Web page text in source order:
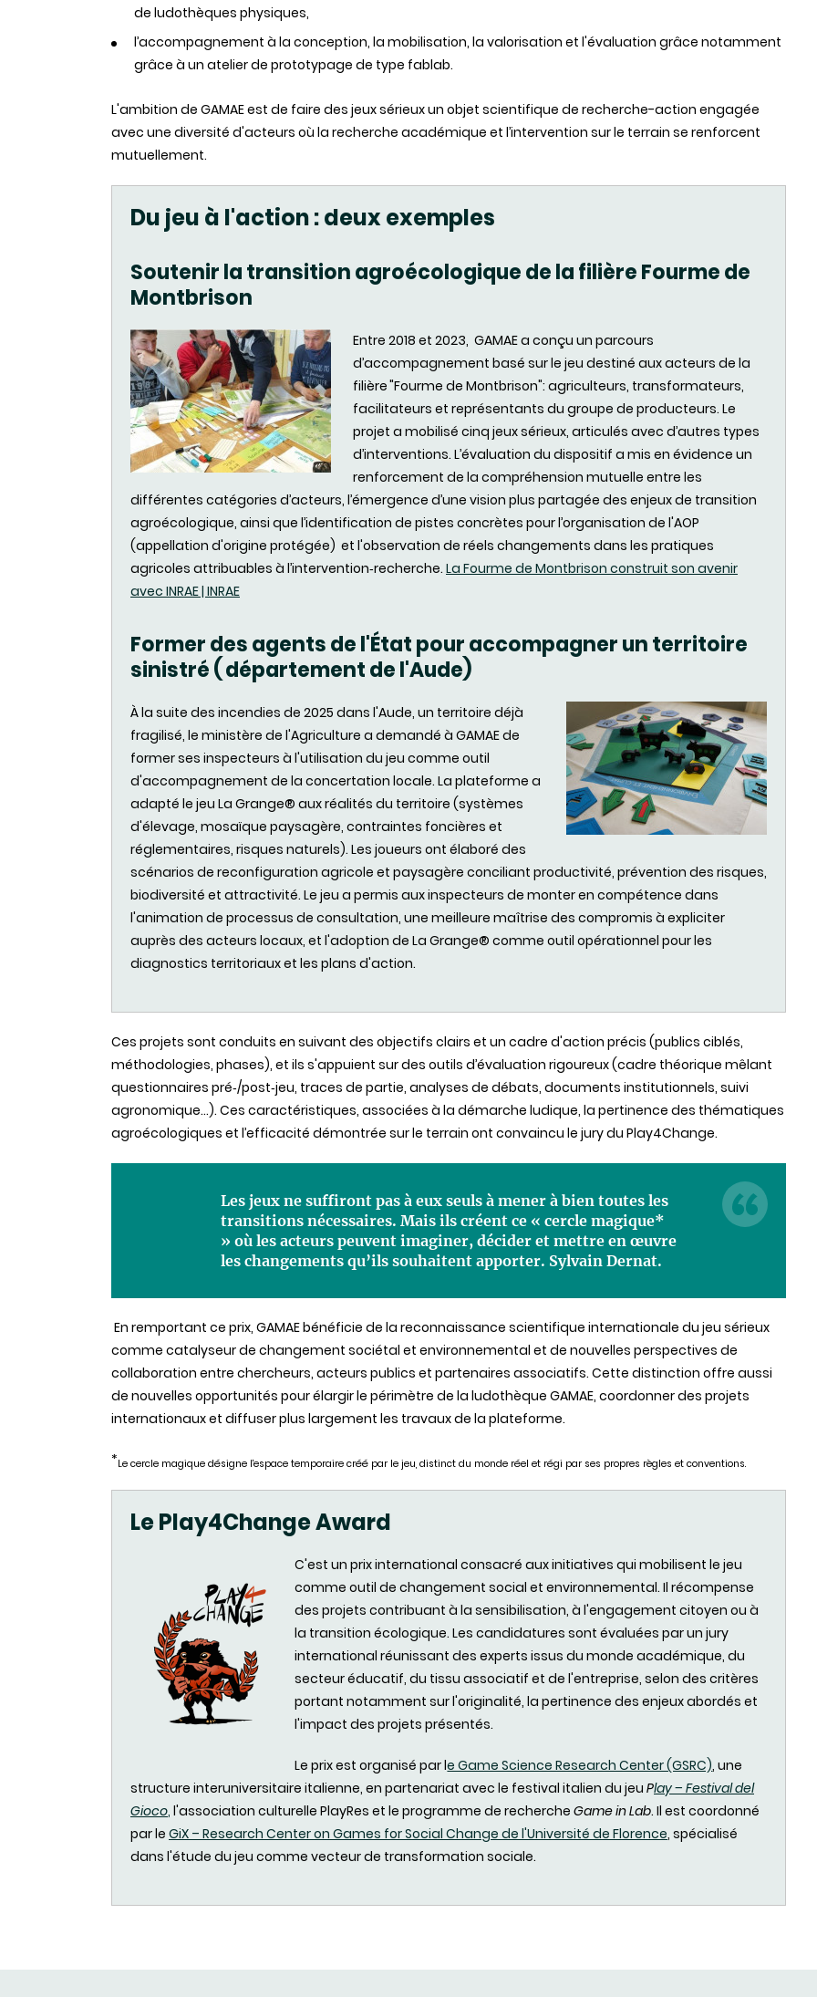
de ludothèques physiques,
l’accompagnement à la conception, la mobilisation, la valorisation et l'évaluation grâce notamment
grâce à un atelier de prototypage de type fablab.
L'ambition de GAMAE est de faire des jeux sérieux un objet scientifique de recherche-action engagée
avec une diversité d'acteurs où la recherche académique et l’intervention sur le terrain se renforcent
mutuellement.
Du jeu à l'action : deux exemples
Soutenir la transition agroécologique de la filière Fourme de
Montbrison
Entre 2018 et 2023, GAMAE a conçu un parcours
d’accompagnement basé sur le jeu destiné aux acteurs de la
filière "Fourme de Montbrison": agriculteurs, transformateurs,
facilitateurs et représentants du groupe de producteurs. Le
projet a mobilisé cinq jeux sérieux, articulés avec d’autres types
d’interventions. L’évaluation du dispositif a mis en évidence un
renforcement de la compréhension mutuelle entre les
différentes catégories d’acteurs, l’émergence d’une vision plus partagée des enjeux de transition
agroécologique, ainsi que l’identification de pistes concrètes pour l’organisation de l'AOP
(appellation d'origine protégée) et l'observation de réels changements dans les pratiques
agricoles attribuables à l’intervention‑recherche. La Fourme de Montbrison construit son avenir
avec INRAE | INRAE
Former des agents de l'État pour accompagner un territoire
sinistré ( département de l'Aude)
À la suite des incendies de 2025 dans l'Aude, un territoire déjà
fragilisé, le ministère de l'Agriculture a demandé à GAMAE de
former ses inspecteurs à l'utilisation du jeu comme outil
d'accompagnement de la concertation locale. La plateforme a
adapté le jeu La Grange® aux réalités du territoire (systèmes
d'élevage, mosaïque paysagère, contraintes foncières et
réglementaires, risques naturels). Les joueurs ont élaboré des
scénarios de reconfiguration agricole et paysagère conciliant productivité, prévention des risques,
biodiversité et attractivité. Le jeu a permis aux inspecteurs de monter en compétence dans
l'animation de processus de consultation, une meilleure maîtrise des compromis à expliciter
auprès des acteurs locaux, et l'adoption de La Grange® comme outil opérationnel pour les
diagnostics territoriaux et les plans d'action.
Ces projets sont conduits en suivant des objectifs clairs et un cadre d'action précis (publics ciblés,
méthodologies, phases), et ils s'appuient sur des outils d’évaluation rigoureux (cadre théorique mêlant
questionnaires pré‑/post‑jeu, traces de partie, analyses de débats, documents institutionnels, suivi
agronomique…). Ces caractéristiques, associées à la démarche ludique, la pertinence des thématiques
agroécologiques et l’efficacité démontrée sur le terrain ont convaincu le jury du Play4Change.
Les jeux ne suffiront pas à eux seuls à mener à bien toutes les
transitions nécessaires. Mais ils créent ce « cercle magique*
» où les acteurs peuvent imaginer, décider et mettre en œuvre
les changements qu’ils souhaitent apporter. Sylvain Dernat.
En remportant ce prix, GAMAE bénéficie de la reconnaissance scientifique internationale du jeu sérieux
comme catalyseur de changement sociétal et environnemental et de nouvelles perspectives de
collaboration entre chercheurs, acteurs publics et partenaires associatifs. Cette distinction offre aussi
de nouvelles opportunités pour élargir le périmètre de la ludothèque GAMAE, coordonner des projets
internationaux et diffuser plus largement les travaux de la plateforme.
*Le cercle magique désigne l'espace temporaire créé par le jeu, distinct du monde réel et régi par ses propres règles et conventions.
LePlay4Change Award
C'est un prix international consacré aux initiatives qui mobilisent le jeu
comme outil de changement social et environnemental. Il récompense
des projets contribuant à la sensibilisation, à l'engagement citoyen ou à
la transition écologique. Les candidatures sont évaluées par un jury
international réunissant des experts issus du monde académique, du
secteur éducatif, du tissu associatif et de l'entreprise, selon des critères
portant notamment sur l'originalité, la pertinence des enjeux abordés et
l'impact des projets présentés.
Le prix est organisé par le Game Science Research Center (GSRC), une
structure interuniversitaire italienne, en partenariat avec le festival italien du jeu Play – Festival del
Gioco, l'association culturelle PlayRes et le programme de recherche Game in Lab. Il est coordonné
par le GiX – Research Center on Games for Social Change de l'Université de Florence, spécialisé
dans l'étude du jeu comme vecteur de transformation sociale.